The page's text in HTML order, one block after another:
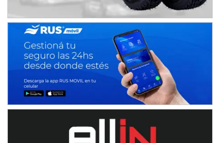
NORESTE SANTAFESINO - F6
Ciudad de Avellaneda (Asfalto)
Avellaneda (Santa Fe)
SUR SANTAFESINO - F4
José Samuel Sánchez (Tierra)
Rufino (Santa Fe)
Juan Navarro (Asfalto)